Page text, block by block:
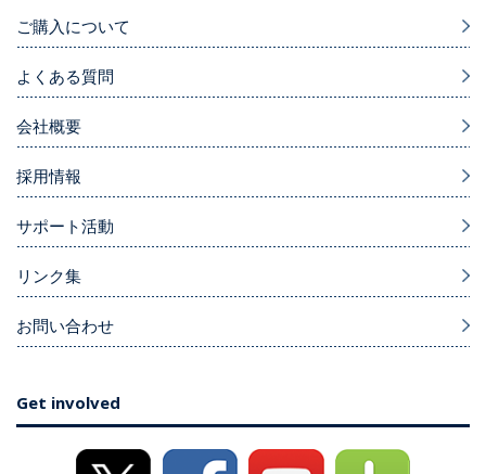
ご購入について
よくある質問
会社概要
採用情報
サポート活動
リンク集
お問い合わせ
Get involved